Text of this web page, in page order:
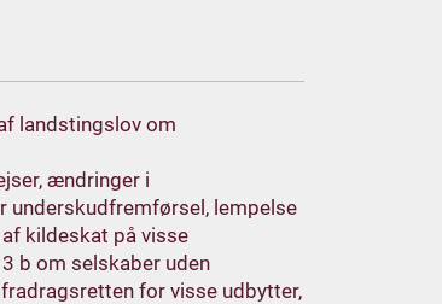
landstingslov om
ændringer i
lempelse
kildeskat på visse
b om selskaber uden
for visse udbytter,